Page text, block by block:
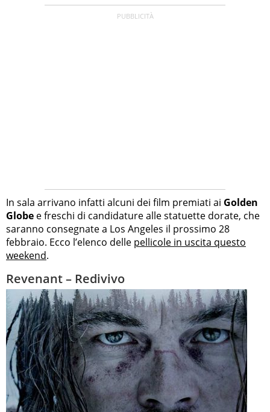
In sala arrivano infatti alcuni dei film premiati ai Golden
Globe e freschi di candidature alle statuette dorate, che
saranno consegnate a Los Angeles il prossimo 28
febbraio. Ecco l’elenco delle pellicole in uscita questo
weekend.
Revenant – Redivivo